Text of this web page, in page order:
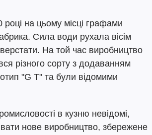
на цьому місці графами
Сила води рухала вісім
На той час виробництво
різного сорту з додаванням
"G T" та були відомими
в кузню невідомі,
нове виробництво, збережене